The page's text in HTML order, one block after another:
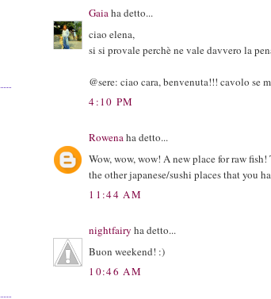
Gaiaha detto...
ciao elena,
si si provale perchè ne vale davvero la
@sere: ciao cara, benvenuta!!! cavolo se
4:10 PM
Rowenaha detto...
Wow, wow, wow! A new place for raw
the other japanese/sushi places that you
11:44 AM
nightfairy ha detto...
Buon weekend! :)
10:46 AM